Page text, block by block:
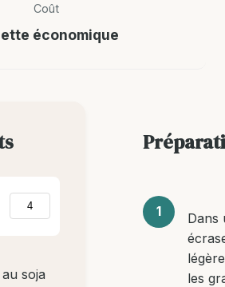
Coût
économique
soja
Dans
les